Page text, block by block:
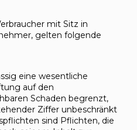
mit Sitz in
gelten folgende
eine wesentliche
auf den
Schaden begrenzt,
Ziffer unbeschränkt
sind Pflichten, die